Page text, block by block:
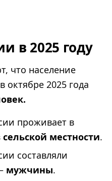
в 2025 году
что население
октябре 2025 года
проживает в
сельской местности.
составляли
мужчины.